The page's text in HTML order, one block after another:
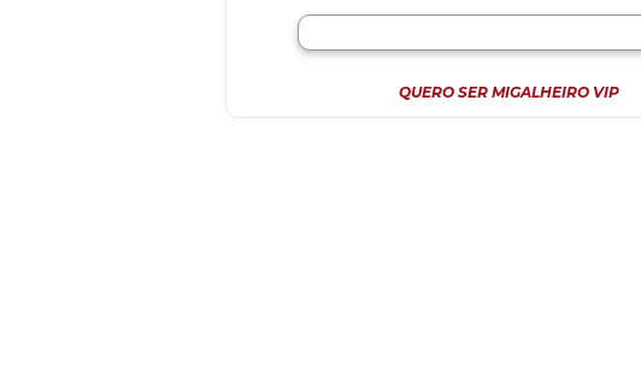
QUERO SER MIGALHEIRO VIP